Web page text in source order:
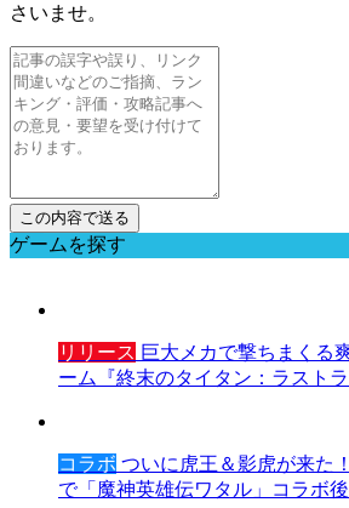
さいませ。
ゲームを探す
リリース 巨大メカで撃ちまくる
ーム『終末のタイタン：ラスト
コラボ ついに虎王＆影虎が来た
で「魔神英雄伝ワタル」コラボ後